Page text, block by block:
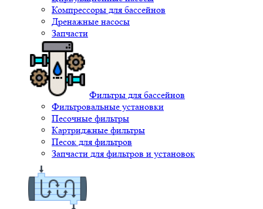
Компрессоры для бассейнов
Дренажные насосы
Запчасти
Фильтры для бассейнов
Фильтровальные установки
Песочные фильтры
Картриджные фильтры
Песок для фильтров
Запчасти для фильтров и установок